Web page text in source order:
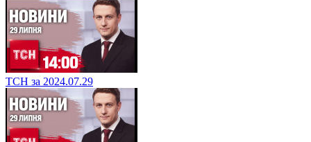
ТСН за 2024.07.29